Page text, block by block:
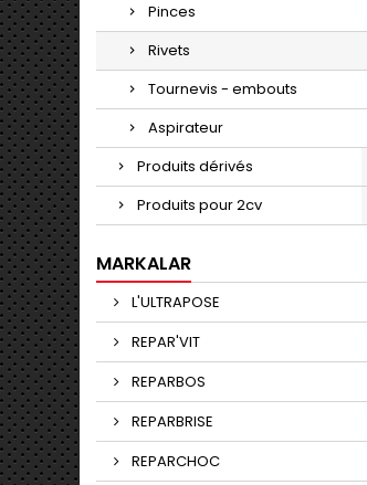
Pinces
Rivets
Tournevis - embouts
Aspirateur
Produits dérivés
Produits pour 2cv
MARKALAR
L'ULTRAPOSE
REPAR'VIT
REPARBOS
REPARBRISE
REPARCHOC